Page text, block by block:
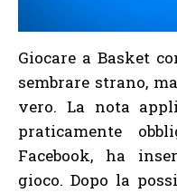
Giocare a Basket
sembrare strano,
vero. La nota
praticamente
Facebook, ha
gioco. Dopo la